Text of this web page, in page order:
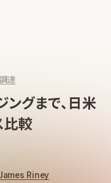
達
ングまで、日米
比較
Riney